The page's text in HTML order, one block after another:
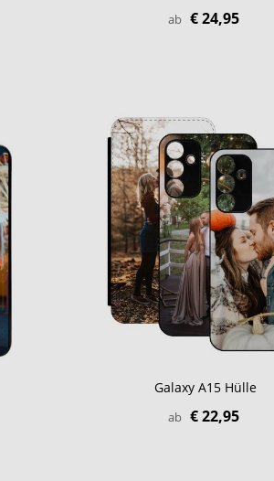
ab € 24,95
Galaxy A15 Hülle
ab € 22,95